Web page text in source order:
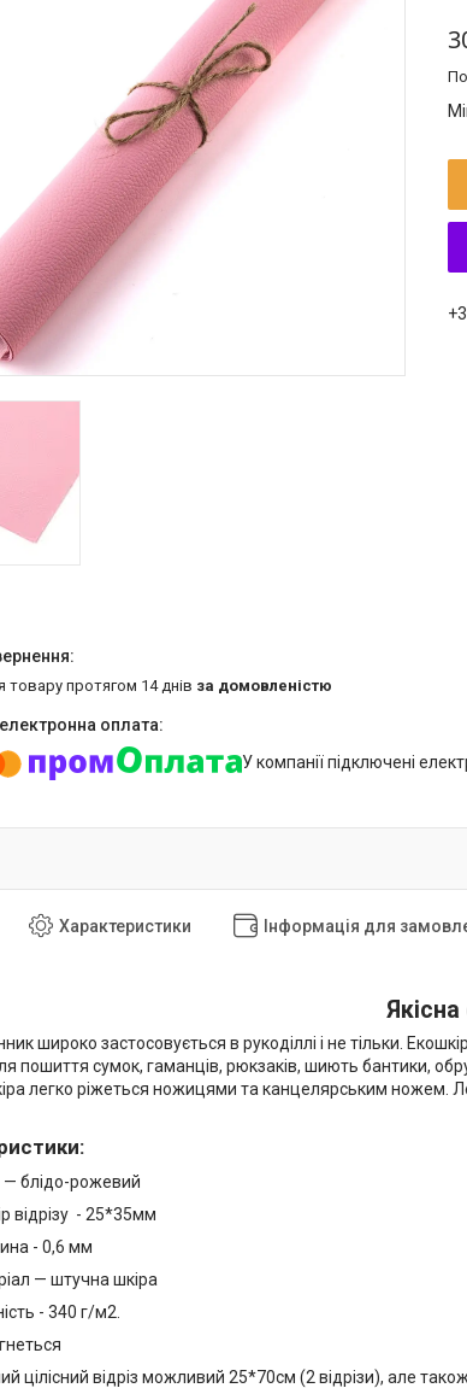
товару протягом 14 днів за домовленістю
У компанії підключені
Характеристики Інформація для
широко застосовується в рукоділлі і не тільки.
пошиття сумок, гаманців, рюкзаків, шиють бантики,
легко ріжеться ножицями та канцелярським ножем.
:
— блідо-рожевий
відрізу - 25*35мм
- 0,6 мм
— штучна шкіра
- 340 г/м2.
цілісний відріз можливий 25*70см (2 відрізи), але